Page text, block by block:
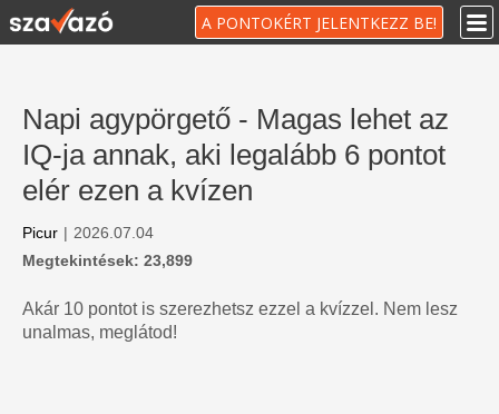
A PONTOKÉRT JELENTKEZZ BE!
Napi agypörgető - Magas lehet az
IQ-ja annak, aki legalább 6 pontot
elér ezen a kvízen
Picur | 2026.07.04
Megtekintések: 23,899
Akár 10 pontot is szerezhetsz ezzel a kvízzel. Nem lesz
unalmas, meglátod!